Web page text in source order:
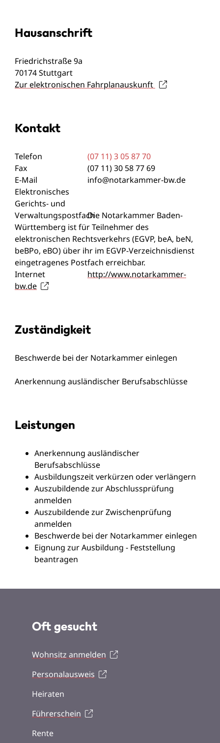
Hausanschrift
Friedrichstraße 9a
70174Stuttgart
Zur elektronischen Fahrplanauskunft
Kontakt
Telefon (07 11) 3058770
Fax
(07 11) 30 587769
E-Mail
info@notarkammer-bw.de
Elektronisches
Gerichts- und
VerwaltungspostfachDie Notarkammer Baden-
Württemberg ist für Teilnehmer des
elektronischen Rechtsverkehrs (EGVP, beA, beN,
beBPo, eBO) über ihr im EGVP-Verzeichnisdienst
eingetragenes Postfach erreichbar.
Internet
http://www.notarkammer-
bw.de
Zuständigkeit
Beschwerde bei der Notarkammer einlegen
Anerkennung ausländischer Berufsabschlüsse
Leistungen
Anerkennung ausländischer
Berufsabschlüsse
Ausbildungszeit verkürzen oder verlängern
Auszubildende zur Abschlussprüfung
anmelden
Auszubildende zur Zwischenprüfung
anmelden
Beschwerde bei der Notarkammer einlegen
Eignung zur Ausbildung - Feststellung
beantragen
Oft gesucht
Wohnsitz anmelden
Personalausweis
Heiraten
Führerschein
Rente